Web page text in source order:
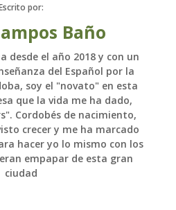
por:
Baño
desde el año 2018 y con un
del Español por la
soy el "novato" en esta
que la vida me ha dado,
Cordobés de nacimiento,
crecer y me ha marcado
hacer yo lo mismo con los
empapar de esta gran
ciudad